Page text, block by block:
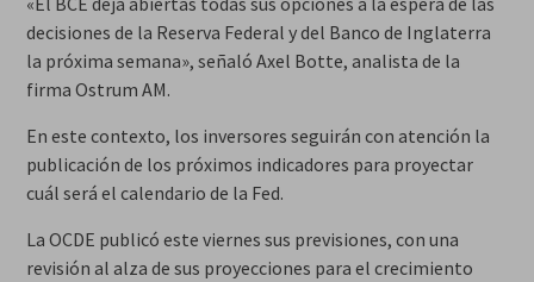
decisiones de la Reserva Federal y del Banco de Inglaterra
la próxima semana», señaló Axel Botte, analista de la
firma Ostrum AM.
En este contexto, los inversores seguirán con atención la
publicación de los próximos indicadores para proyectar
cuál será el calendario de la Fed.
La OCDE publicó este viernes sus previsiones, con una
revisión al alza de sus proyecciones para el crecimiento